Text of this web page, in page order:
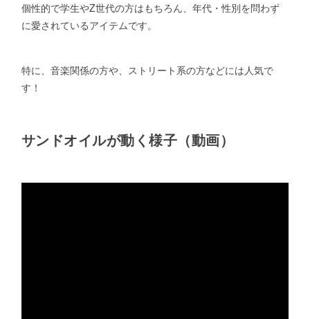
個性的で学生やZ世代の方はもちろん、年代・性別を問わず
に愛されているアイテムです。
特に、音楽関係の方や、ストリート系の方などには人気で
す！
サンドオイルが動く様子（動画）